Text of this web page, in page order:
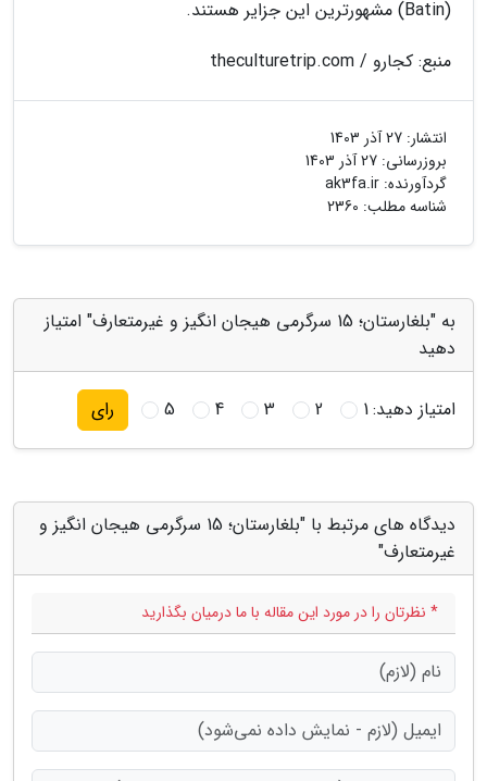
(Batin) مشهورترین این جزایر هستند.
منبع: کجارو / theculturetrip.com
انتشار: 27 آذر 1403
بروزرسانی: 27 آذر 1403
گردآورنده: ak3fa.ir
شناسه مطلب: 2360
به "بلغارستان؛ 15 سرگرمی هیجان انگیز و غیرمتعارف" امتیاز
دهید
امتیاز دهید:1
2
3
4
5 رای
دیدگاه های مرتبط با "بلغارستان؛ 15 سرگرمی هیجان انگیز و
غیرمتعارف"
* نظرتان را در مورد این مقاله با ما درمیان بگذارید